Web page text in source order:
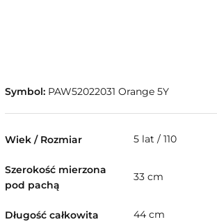
Symbol: PAW52022031 Orange 5Y
Wiek / Rozmiar 5 lat / 110
Szerokość mierzona
pod pachą
33 cm
Długość całkowita 44 cm